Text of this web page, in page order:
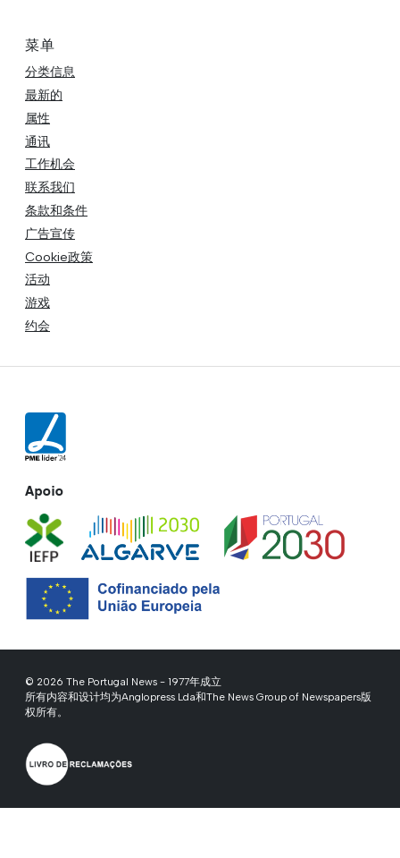
菜单
分类信息
最新的
属性
通讯
工作机会
联系我们
条款和条件
广告宣传
Cookie政策
活动
游戏
约会
Apoio
© 2026 The Portugal News - 1977年成立
所有内容和设计均为Anglopress Lda和The News Group of Newspapers版
权所有。